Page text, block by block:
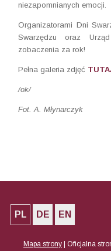
niezapomnianych emocji.
Organizatorami Dni
Swarzędzu oraz
zobaczenia za rok!
Pełna galeria zdjęć
/ok/
Fot. A. Młynarczyk
PL DE EN
Mapa strony | Oficjalna